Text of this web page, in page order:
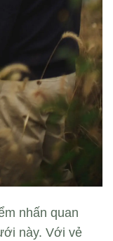
nhấn quan
này. Với vẻ